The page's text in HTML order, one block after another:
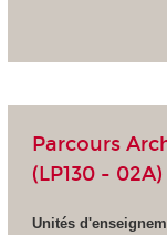
Parcours
(LP130 - 02A)
Unités